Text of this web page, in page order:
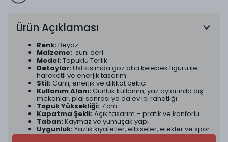
Ürün Açıklaması
Renk: Beyaz
Malzeme: suni deri
Model: Topuklu Terlik
Detaylar: Üst kısımda göz alıcı kelebek figürü ile
hareketli ve enerjik tasarım
Stil: Canlı, enerjik ve dikkat çekici
Kullanım Alanı: Günlük kullanım, yaz aylarında dış
mekanlar, plaj sonrası ya da ev içi rahatlığı
Topuk Yüksekliği: 7 cm
Kapatma Şekli:Açık tasarım – pratik ve konforlu
Taban: Kaymaz ve yumuşak yapı
Uygunluk: Yazlık kıyafetler, elbiseler, etekler ve spor
kombinlerle uyum sağlar